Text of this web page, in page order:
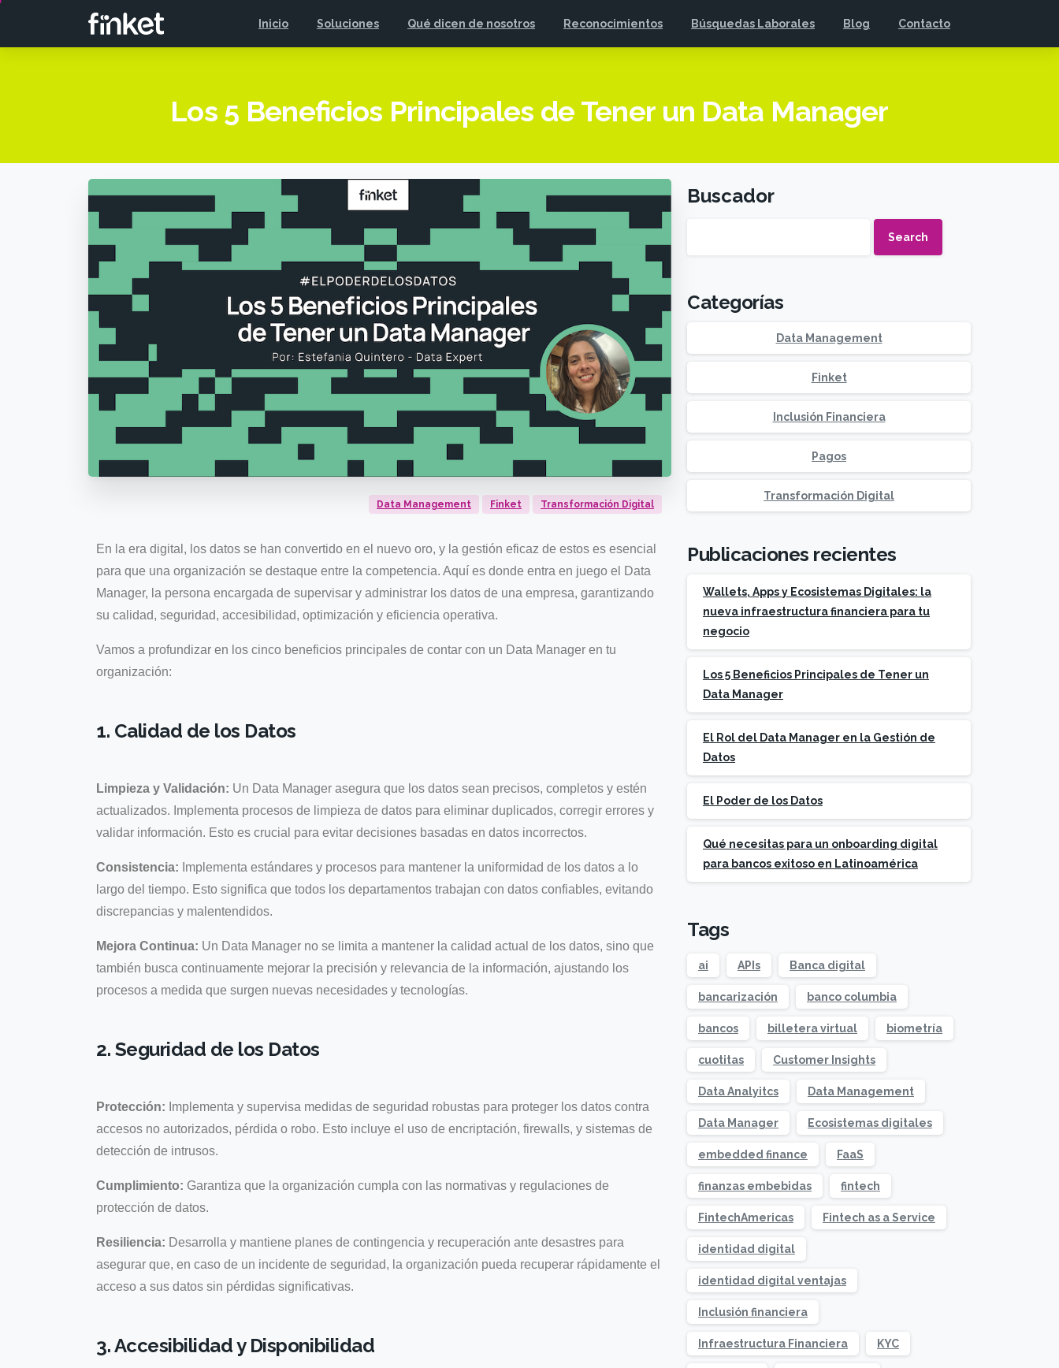
Inicio Soluciones Qué dicen de nosotros Reconocimientos Búsquedas Laborales Blog Contacto
Los 5 Beneficios Principales de Tener un Data Manager
Data Management Finket Transformación Digital
En la era digital, los datos se han convertido en el nuevo oro, y la gestión eficaz de estos es esencial
para que una organización se destaque entre la competencia. Aquí es donde entra en juego el Data
Manager, la persona encargada de supervisar y administrar los datos de una empresa, garantizando
su calidad, seguridad, accesibilidad, optimización y eficiencia operativa.
Vamos a profundizar en los cinco beneficios principales de contar con un Data Manager en tu
organización:
1. Calidad de los Datos
Limpieza y Validación: Un Data Manager asegura que los datos sean precisos, completos y estén
actualizados. Implementa procesos de limpieza de datos para eliminar duplicados, corregir errores y
validar información. Esto es crucial para evitar decisiones basadas en datos incorrectos.
Consistencia: Implementa estándares y procesos para mantener la uniformidad de los datos a lo
largo del tiempo. Esto significa que todos los departamentos trabajan con datos confiables, evitando
discrepancias y malentendidos.
Mejora Continua: Un Data Manager no se limita a mantener la calidad actual de los datos, sino que
también busca continuamente mejorar la precisión y relevancia de la información, ajustando los
procesos a medida que surgen nuevas necesidades y tecnologías.
2. Seguridad de los Datos
Protección: Implementa y supervisa medidas de seguridad robustas para proteger los datos contra
accesos no autorizados, pérdida o robo. Esto incluye el uso de encriptación, firewalls, y sistemas de
detección de intrusos.
Cumplimiento: Garantiza que la organización cumpla con las normativas y regulaciones de
protección de datos.
Resiliencia: Desarrolla y mantiene planes de contingencia y recuperación ante desastres para
asegurar que, en caso de un incidente de seguridad, la organización pueda recuperar rápidamente el
acceso a sus datos sin pérdidas significativas.
3. Accesibilidad y Disponibilidad
Buscador
Search
Categorías
Data Management
Finket
Inclusión Financiera
Pagos
Transformación Digital
Publicaciones recientes
Wallets, Apps y Ecosistemas Digitales: la
nueva infraestructura financiera para tu
negocio
Los 5 Beneficios Principales de Tener un
Data Manager
El Rol del Data Manager en la Gestión de
Datos
El Poder de los Datos
Qué necesitas para un onboarding digital
para bancos exitoso en Latinoamérica
Tags
ai APIs Banca digital
bancarización banco columbia
bancos billetera virtual biometría
cuotitas Customer Insights
Data Analyitcs Data Management
Data Manager Ecosistemas digitales
embedded finance FaaS
finanzas embebidas fintech
FintechAmericas Fintech as a Service
identidad digital
identidad digital ventajas
Inclusión financiera
Infraestructura Financiera KYC